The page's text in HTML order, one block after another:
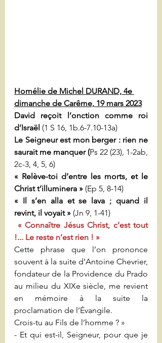
Homélie de Michel DURAND, 4e
dimanche de Carême, 19 mars 2023
David reçoit l’onction comme roi
d’Israël (1 S 16, 1b.6-7.10-13a)
Le Seigneur est mon berger : rien ne
saurait me manquer (Ps 22 (23), 1-2ab,
2c-3, 4, 5, 6)
« Relève-toi d’entre les morts, et le
Christ t’illuminera » (Ep 5, 8-14)
« Il s’en alla et se lava ; quand il
revint, il voyait » (Jn 9, 1-41)
« Connaître Jésus Christ, c’est tout
!... Le reste n’est rien ! »
Cette phrase que l’on prononce
souvent à la suite d’Antoine Chevrier,
fondateur de la Providence du Prado
au milieu du XIXe siècle, me revient
en mémoire à la suite la
proclamation de l’Évangile.
Crois-tu au Fils de l’homme ? »
- Et qui est-il, Seigneur, pour que je